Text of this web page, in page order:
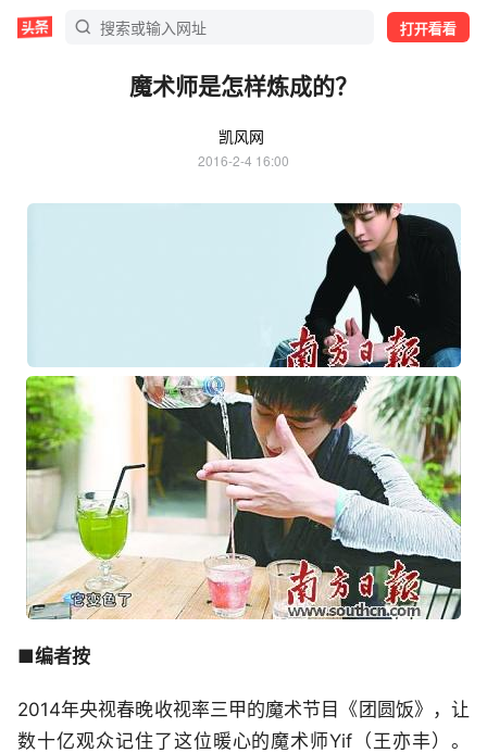
打开看看
魔术师是怎样炼成的？
凯风网
2016-2-4 16:00
■编者按
2014年央视春晚收视率三甲的魔术节目《团圆饭》，让
数十亿观众记住了这位暖心的魔术师Yif（王亦丰）。